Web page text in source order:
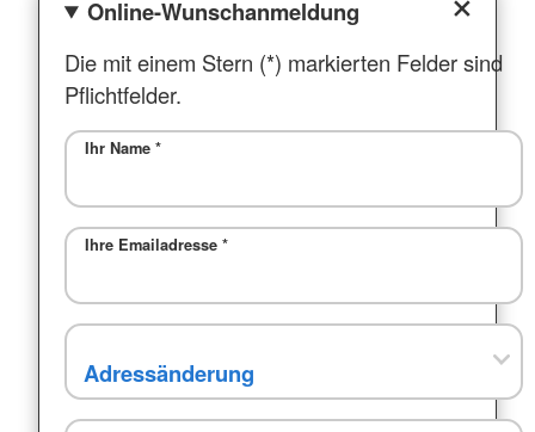
Online-Wunschanmeldung
Die mit einem Stern (*) markierten Felder sind
Pflichtfelder.
Ihr Name *
Ihre Emailadresse *